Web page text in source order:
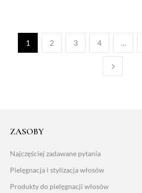
1 2 3 4 …
ZASOBY
Najczęściej zadawane pytania
Pielęgnacja i stylizacja włosów
Produkty do pielęgnacji włosów